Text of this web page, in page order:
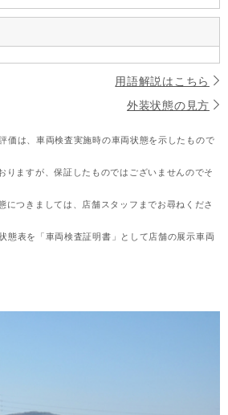
用語解説はこちら
外装状態の見方
価は、車両検査実施時の車両状態を示したもので
りますが、保証したものではございませんのでそ
につきましては、店舗スタッフまでお尋ねくださ
態表を「車両検査証明書」として店舗の展示車両